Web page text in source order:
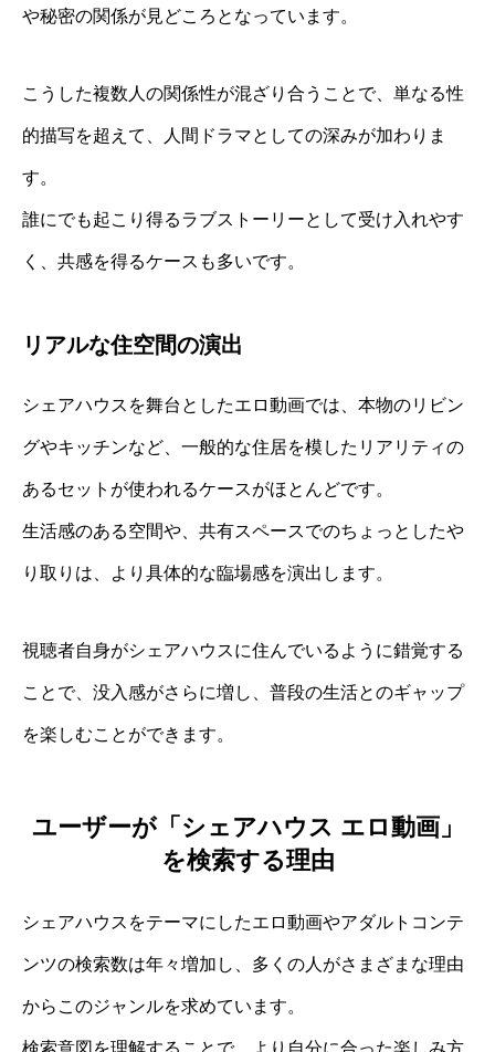
や秘密の関係が見どころとなっています。
こうした複数人の関係性が混ざり合うことで、単なる性
的描写を超えて、人間ドラマとしての深みが加わりま
す。
誰にでも起こり得るラブストーリーとして受け入れやす
く、共感を得るケースも多いです。
リアルな住空間の演出
シェアハウスを舞台としたエロ動画では、本物のリビン
グやキッチンなど、一般的な住居を模したリアリティの
あるセットが使われるケースがほとんどです。
生活感のある空間や、共有スペースでのちょっとしたや
り取りは、より具体的な臨場感を演出します。
視聴者自身がシェアハウスに住んでいるように錯覚する
ことで、没入感がさらに増し、普段の生活とのギャップ
を楽しむことができます。
ユーザーが「シェアハウス エロ動画」
を検索する理由
シェアハウスをテーマにしたエロ動画やアダルトコンテ
ンツの検索数は年々増加し、多くの人がさまざまな理由
からこのジャンルを求めています。